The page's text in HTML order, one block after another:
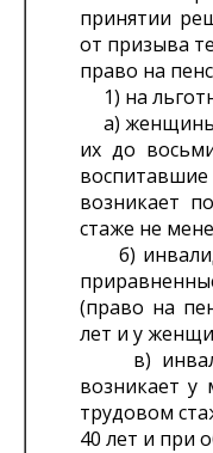
принятии
от призыва
право на
1) на
а)
их до
возникает
стаже не
б)
(право на
лет и у
в)
возникает
трудовом
40 лет и при